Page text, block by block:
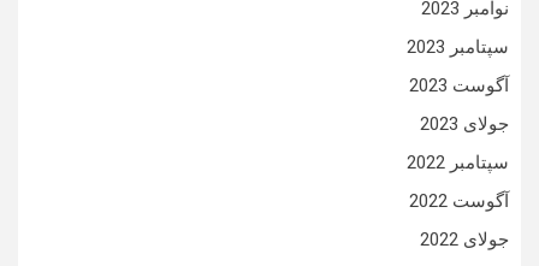
نوامبر 2023
سپتامبر 2023
آگوست 2023
جولای 2023
سپتامبر 2022
آگوست 2022
جولای 2022